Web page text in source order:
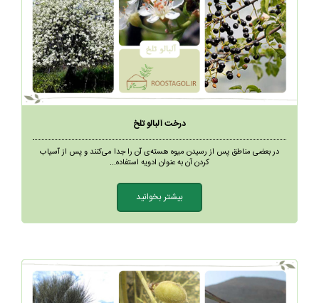
درخت آلبالو تلخ
در بعضی مناطق پس از رسیدن میوه هسته‌ی آن را جدا می‌کنند و پس از آسیاب
کردن آن به عنوان ادویه استفاده...
بیشتر بخوانید